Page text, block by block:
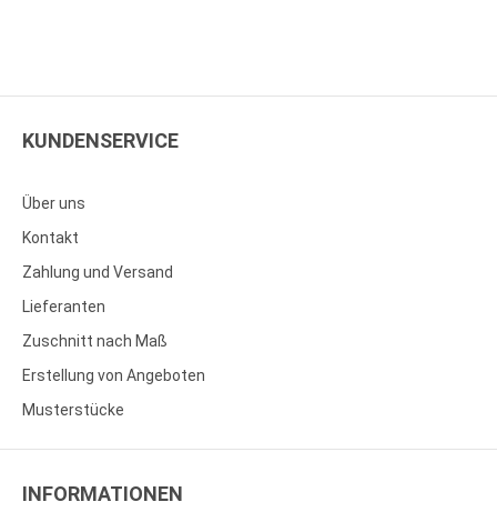
KUNDENSERVICE
Über uns
Kontakt
Zahlung und Versand
Lieferanten
Zuschnitt nach Maß
Erstellung von Angeboten
Musterstücke
INFORMATIONEN